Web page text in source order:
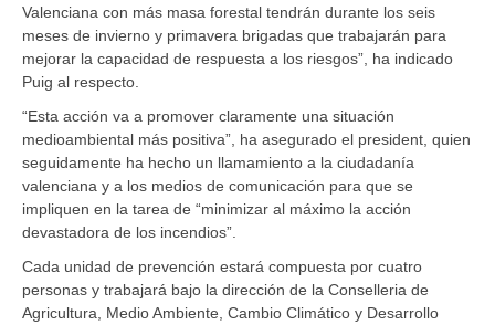
Valenciana con más masa forestal tendrán durante los seis
meses de invierno y primavera brigadas que trabajarán para
mejorar la capacidad de respuesta a los riesgos”, ha indicado
Puig al respecto.
“Esta acción va a promover claramente una situación
medioambiental más positiva”, ha asegurado el president, quien
seguidamente ha hecho un llamamiento a la ciudadanía
valenciana y a los medios de comunicación para que se
impliquen en la tarea de “minimizar al máximo la acción
devastadora de los incendios”.
Cada unidad de prevención estará compuesta por cuatro
personas y trabajará bajo la dirección de la Conselleria de
Agricultura, Medio Ambiente, Cambio Climático y Desarrollo